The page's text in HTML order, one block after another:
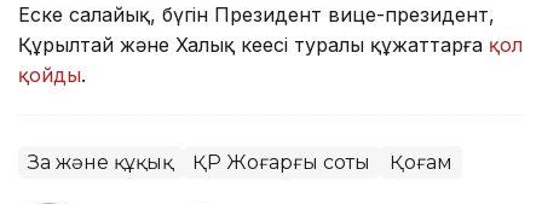
Еске салайық, бүгін Президент вице-президент,
Құрылтай және Халық кеңесі туралы құжаттарға қол
қойды.
Заң және құқық ҚР Жоғарғы соты Қоғам